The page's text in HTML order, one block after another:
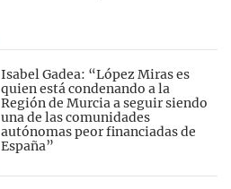
Isabel Gadea: “López Miras es
quien está condenando a la
Región de Murcia a seguir siendo
una de las comunidades
autónomas peor financiadas de
España”